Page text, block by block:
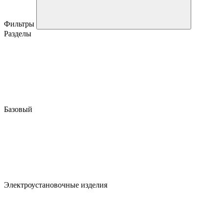
Фильтры
Разделы
Базовый
Электроустановочные изделия